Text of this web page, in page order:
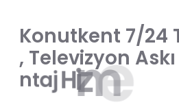
Konutkent 7/24
, Televizyon Askı
ntajHizmeti